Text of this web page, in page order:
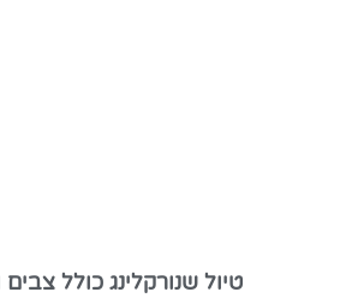
טיול שנורקלינג כולל צבים